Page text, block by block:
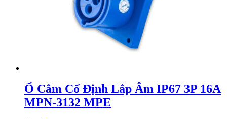
Ổ Cắm Cố Định Lắp Âm IP67 3P 16A
MPN-3132 MPE